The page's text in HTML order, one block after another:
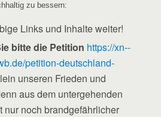
zu bessern:
Links und Inhalte weiter!
bitte die Petition https://xn--
petition-deutschland-
unseren Frieden und
aus dem untergehenden
nur noch brandgefährlicher